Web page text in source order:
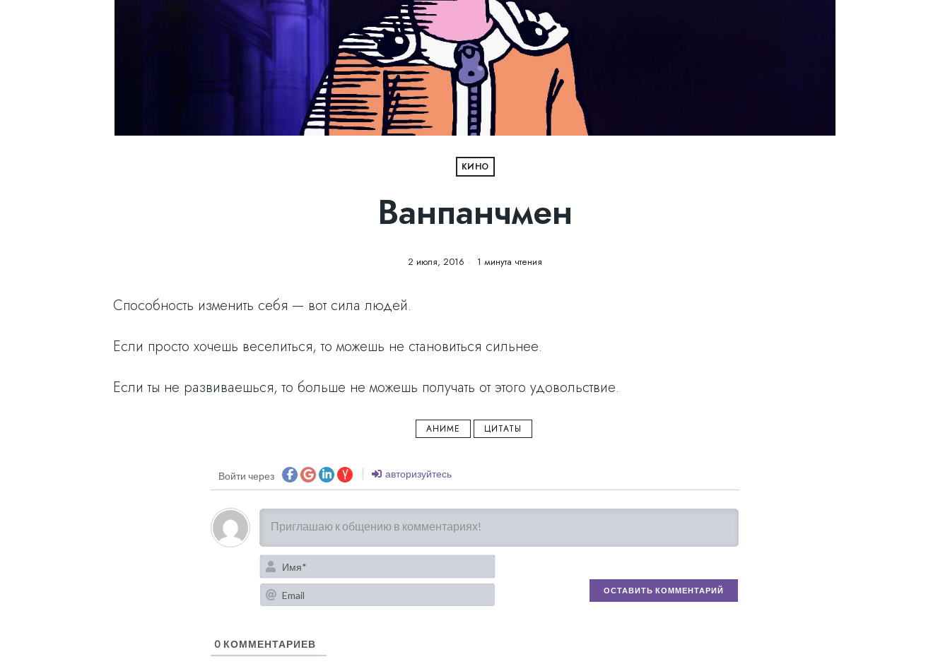
КИНО
Ванпанчмен
2 июля, 2016 1 минута чтения
Способность изменить себя — вот сила людей.
Если просто хочешь веселиться, то можешь не становиться сильнее.
Если ты не развиваешься, то больше не можешь получать от этого удовольствие.
АНИМЕ ЦИТАТЫ
Войти через авторизуйтесь
0 КОММЕНТАРИЕВ